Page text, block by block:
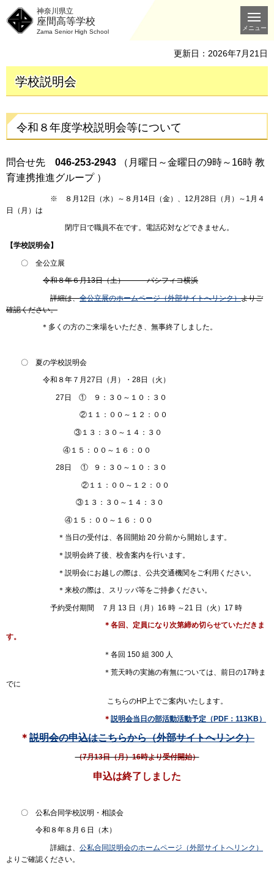
神奈川県立
座間高等学校
Zama Senior High School
メニュー
更新日：2026年7月21日
学校説明会
令和８年度学校説明会等について
問合せ先 046-253-2943 （月曜日～金曜日の9時～16時 教
育連携推進グループ ）
※ ８月12日（水）～８月14日（金）、12月28日（月）～1月４
日（月）は
閉庁日で職員不在です。電話応対などできません。
【学校説明会】
〇 全公立展
令和８年６月13日（土） パシフィコ横浜
詳細は、全公立展のホームページ（外部サイトへリンク）よりご
確認ください。
＊多くの方のご来場をいただき、無事終了しました。
〇 夏の学校説明会
令和８年７月27日（月）・28日（火）
27日 ① ９：３０～１０：３０
②１１：００～１２：００
③１３：３０～１４：３０
④１５：００～１６：００
28日 ① ９：３０～１０：３０
②１１：００～１２：００
③１３：３０～１４：３０
④１５：００～１６：００
＊当日の受付は、各回開始 20 分前から開始します。
＊説明会終了後、校舎案内を行います。
＊説明会にお越しの際は、公共交通機関をご利用ください。
＊来校の際は、スリッパ等をご持参ください。
予約受付期間 ７月 13 日（月）16 時 ～21 日（火）17 時
＊各回、定員になり次第締め切らせていただきま
す。
＊各回 150 組 300 人
＊荒天時の実施の有無については、前日の17時ま
でに
こちらのHP上でご案内いたします。
＊ 説明会当日の部活動活動予定（PDF：113KB）
＊ 説明会の申込はこちらから（外部サイトへリンク）
（7月13日（月）16時より受付開始）
申込は終了しました
〇 公私合同学校説明・相談会
令和８年８月６日（木）
詳細は、 公私合同説明会のホームページ（外部サイトへリンク）
よりご確認ください。